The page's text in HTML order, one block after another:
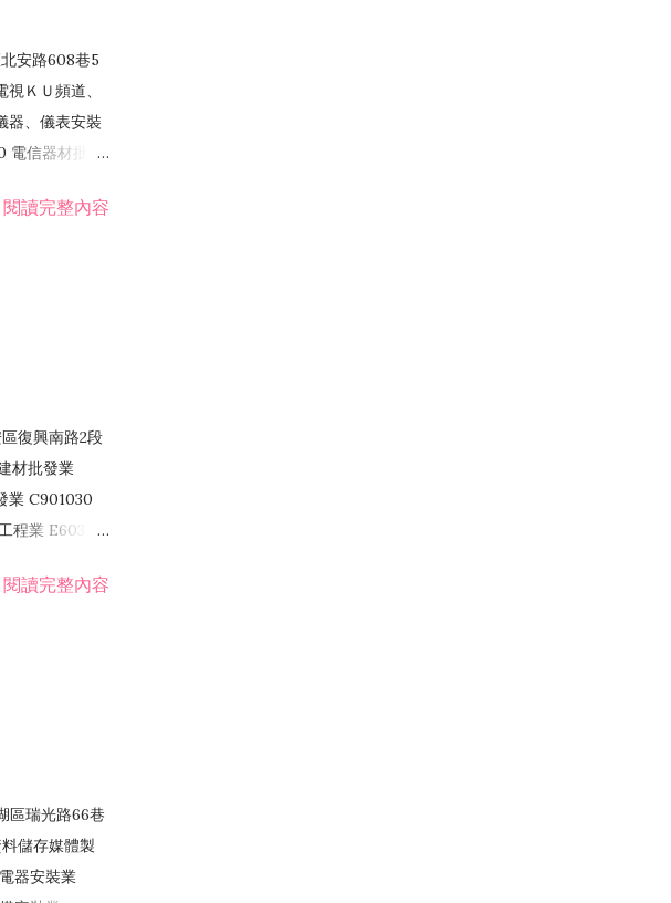
安路608巷5
ＫＵ頻道、
器、儀表安裝
電信器材批發
閱讀完整內容
復興南路2段
材批發業
業 C901030
程業 E603110
批發業
閱讀完整內容
區瑞光路66巷
儲存媒體製
器安裝業